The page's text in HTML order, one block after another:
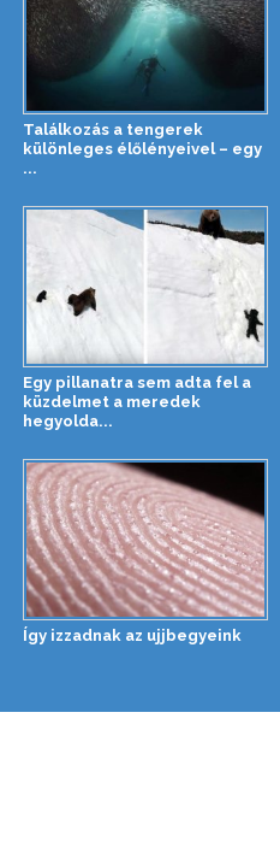
Találkozás a tengerek
különleges élőlényeivel – egy
...
Egy pillanatra sem adta fel a
küzdelmet a meredek
hegyolda...
Így izzadnak az ujjbegyeink